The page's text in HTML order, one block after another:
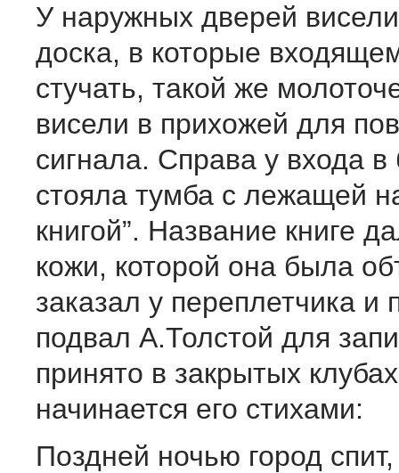
У наружных дверей
доска, в которые
стучать, такой же
висели в прихожей для
сигнала. Справа у входа
стояла тумба с лежащей
книгой”. Название книге
кожи, которой она была
заказал у переплетчика и
подвал А.Толстой для
принято в закрытых
начинается его стихами:
Поздней ночью город спит,